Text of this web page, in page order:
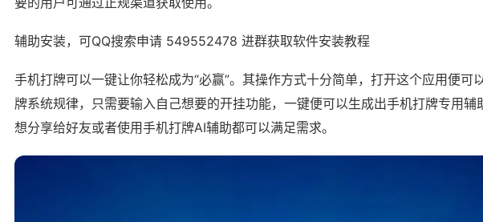
辅助安装，可QQ搜索申请 549552478 进群获取软件安装教程
手机打牌可以一键让你轻松成为“必赢”。其操作方式十分简单，打开这个应用便可
牌系统规律，只需要输入自己想要的开挂功能，一键便可以生成出手机打牌专用辅
想分享给好友或者使用手机打牌AI辅助都可以满足需求。